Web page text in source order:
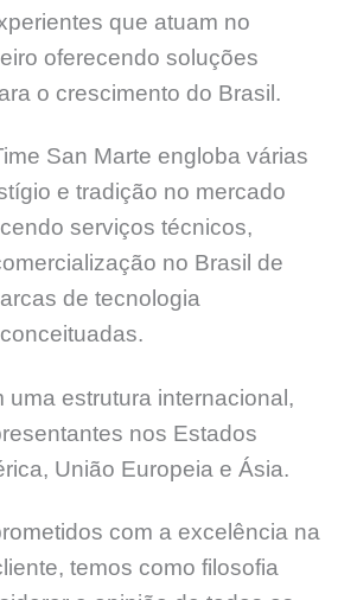
que atuam no
oferecendo soluções
o crescimento do Brasil.
San Marte engloba várias
e tradição no mercado
serviços técnicos,
no Brasil de
de tecnologia
uma estrutura internacional,
nos Estados
União Europeia e Ásia.
com a excelência na
temos como filosofia